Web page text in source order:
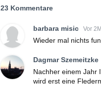
23 Kommentare
barbara misic Vor 2M
Wieder mal nichts
Dagmar Szemeitzke
Nachher einem Jahr
wird erst eine